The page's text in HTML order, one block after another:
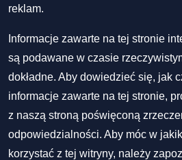
reklam.
Informacje zawarte na tej stronie
są podawane w czasie
dokładne. Aby dowiedzieć się, jak
informacje zawarte na tej stronie,
z naszą stroną poświęconą
odpowiedzialności. Aby móc w
korzystać z tej witryny, należy